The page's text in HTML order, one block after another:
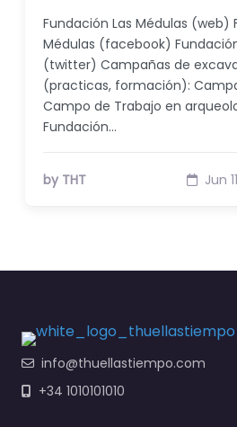
Fundación Las Médulas (web)
Médulas (facebook)
(twitter) Campañas de
(practicas, formación):
Campo de Trabajo en
Fundación…
by THT Jun 11
info@thuellastiempo.com
+34 1010101010